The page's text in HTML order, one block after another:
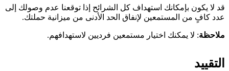
قد لا يكون بإمكانك استهداف كل الشرائح إذا توقعنا عدم وصولك إلى
عدد كافٍ من المستمعين لإنفاق الحد الأدنى من ميزانية حملتك.
ملاحظة: لا يمكنك اختيار مستمعين فرديين لاستهدافهم.
التقييد